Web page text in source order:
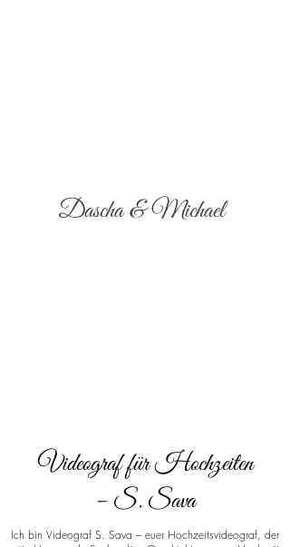
Dascha & Michael
Videograf für Hochzeiten
– S. Sava
Ich bin Videograf S. Sava – euer Hochzeitsvideograf, der